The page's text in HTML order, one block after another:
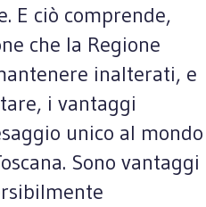
E ciò comprende,
che la Regione
inalterati, e
i vantaggi
unico al mondo
Sono vantaggi